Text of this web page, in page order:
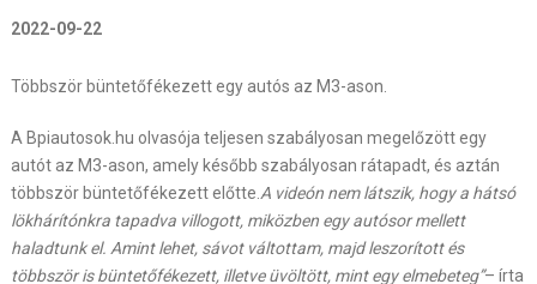
2022-09-22
Többször büntetőfékezett egy autós az M3-ason.
A Bpiautosok.hu olvasója teljesen szabályosan megelőzött egy
autót az M3-ason, amely később szabályosan rátapadt, és aztán
többször büntetőfékezett előtte. A videón nem látszik, hogy a hátsó
lökhárítónkra tapadva villogott, miközben egy autósor mellett
haladtunk el. Amint lehet, sávot váltottam, majd leszorított és
többször is büntetőfékezett, illetve üvöltött, mint egy elmebeteg”– írta